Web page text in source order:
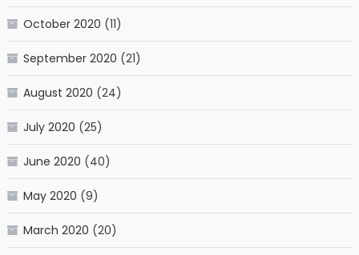
October 2020 (11)
September 2020 (21)
August 2020 (24)
July 2020 (25)
June 2020 (40)
May 2020 (9)
March 2020 (20)